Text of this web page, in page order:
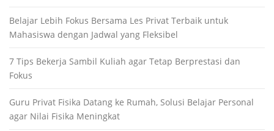
Belajar Lebih Fokus Bersama Les Privat Terbaik untuk
Mahasiswa dengan Jadwal yang Fleksibel
7 Tips Bekerja Sambil Kuliah agar Tetap Berprestasi dan
Fokus
Guru Privat Fisika Datang ke Rumah, Solusi Belajar Personal
agar Nilai Fisika Meningkat